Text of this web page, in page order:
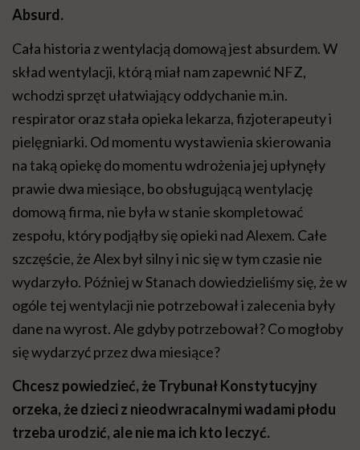
Absurd.
Cała historia z wentylacją domową jest absurdem. W
skład wentylacji, którą miał nam zapewnić NFZ,
wchodzi sprzęt ułatwiający oddychanie m.in.
respirator oraz stała opieka lekarza, fizjoterapeuty i
pielęgniarki. Od momentu wystawienia skierowania
na taką opiekę do momentu wdrożenia jej upłynęły
prawie dwa miesiące, bo obsługującą wentylację
domową firma, nie była w stanie skompletować
zespołu, który podjąłby się opieki nad Alexem. Całe
szczęście, że Alex był silny i nic się w tym czasie nie
wydarzyło. Później w Stanach dowiedzieliśmy się, że w
ogóle tej wentylacji nie potrzebował i zalecenia były
dane na wyrost. Ale gdyby potrzebował? Co mogłoby
się wydarzyć przez dwa miesiące?
Chcesz powiedzieć, że Trybunał Konstytucyjny
orzeka, że dzieci z nieodwracalnymi wadami płodu
trzeba urodzić, ale nie ma ich kto leczyć.